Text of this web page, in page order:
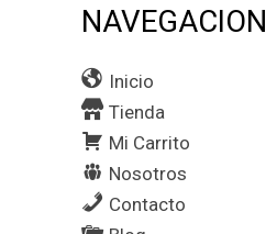
NAVEGACION
Inicio
Tienda
Mi Carrito
Nosotros
Contacto